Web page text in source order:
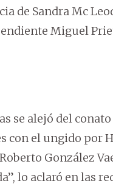
de Sandra Mc
Miguel
se alejó del
el ungido por
González
lo aclaró en las